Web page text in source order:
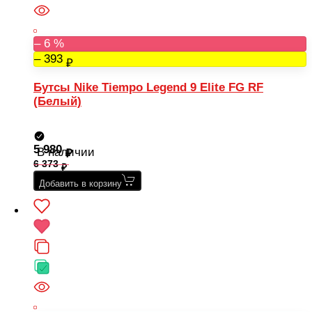
– 6 %
– 393
Бутсы Nike Tiempo Legend 9 Elite FG RF
(Белый)
В наличии
5 980
6 373
Добавить в корзину